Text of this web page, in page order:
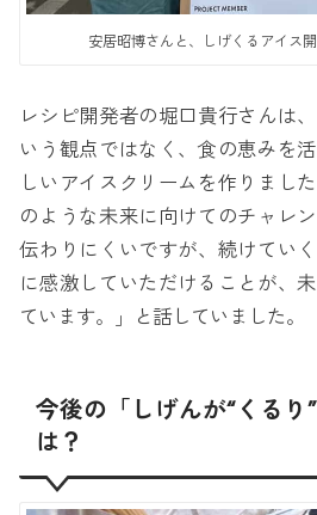
安居昭博さんと、しげくるアイス
レシピ開発者の堀口貴行さんは
いう観点ではなく、食の恵みを
しいアイスクリームを作りまし
のような未来に向けてのチャレ
伝わりにくいですが、続けてい
に感激していただけることが、
ています。」と話していました。
今後の「しげんが“くるり
は？